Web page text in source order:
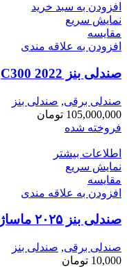
افزودن به سبد خرید
نمایش سریع
مقايسه
افزودن به علاقه مندی
صندلی بنز C300 2022
صندلی برقی, صندلی بنز
105,000,000 تومان
فروخته شده
اطلاعات بیشتر
نمایش سریع
مقايسه
افزودن به علاقه مندی
صندلی بنز ۲۰۲۵ ماساژور گرمکن زیرپایی vip
صندلی برقی, صندلی بنز
10,000 تومان